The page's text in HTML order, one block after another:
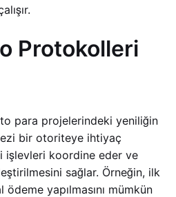
Protokolleri
para projelerindeki yeniliğin
bir otoriteye ihtiyaç
işlevleri koordine eder ve
sağlar. Örneğin, ilk
yapılmasını mümkün